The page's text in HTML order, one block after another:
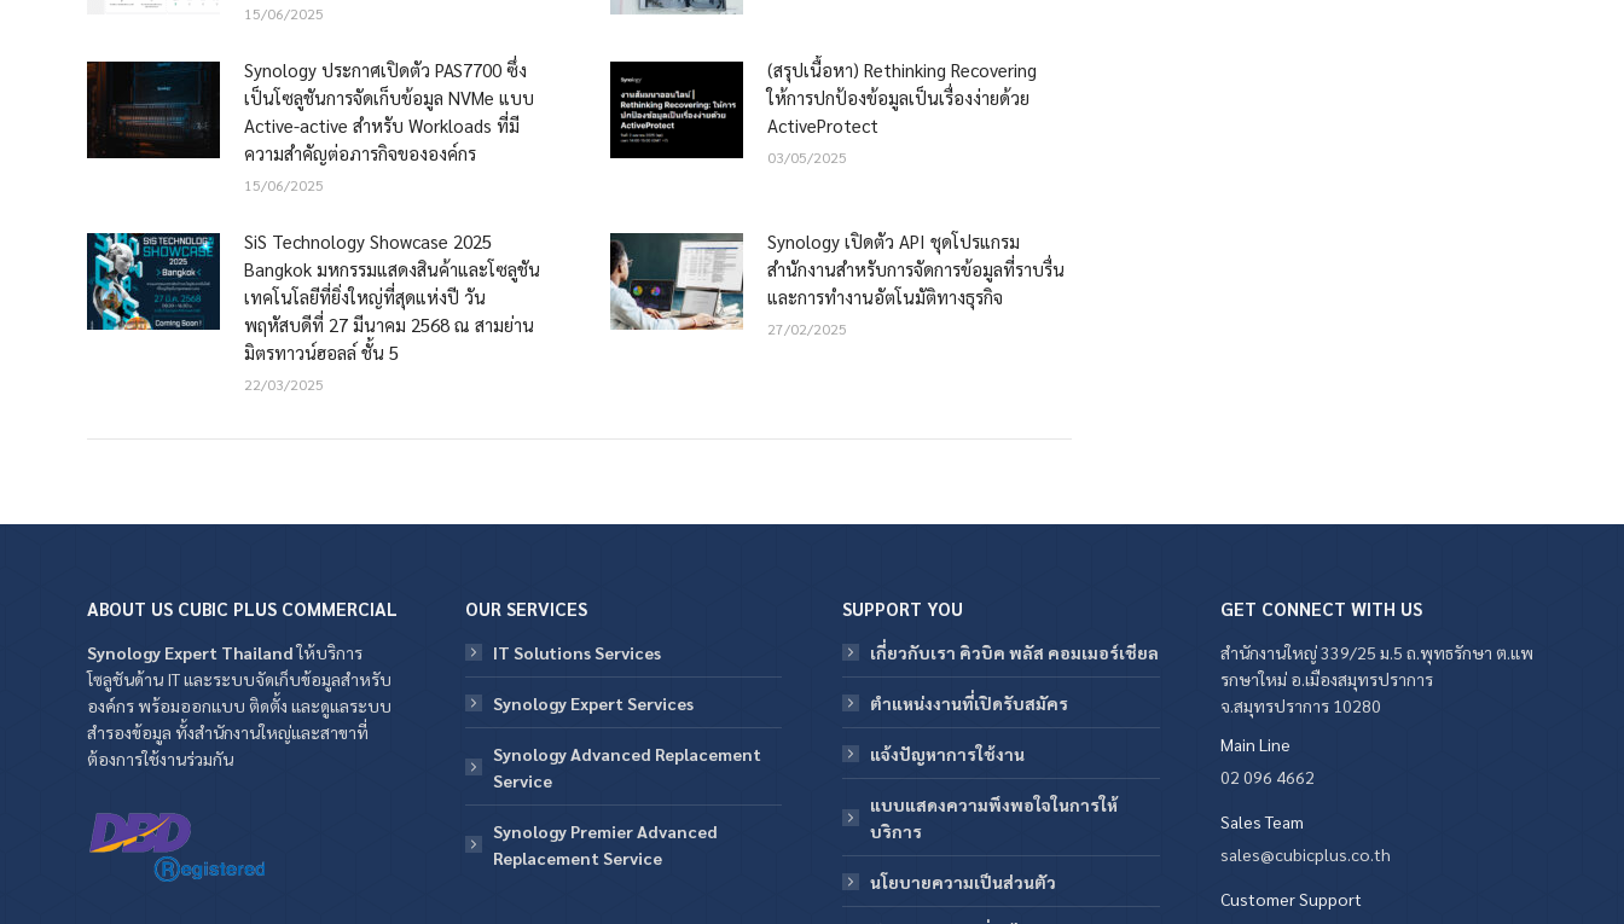
15/06/2025
Synology ประกาศเปิดตัว PAS7700 ซึ่ง
เป็นโซลูชันการจัดเก็บข้อมูล NVMe แบบ
Active-active สำหรับ Workloads ที่มี
ความสำคัญต่อภารกิจขององค์กร
15/06/2025
(สรุปเนื้อหา) Rethinking Recovering
ให้การปกป้องข้อมูลเป็นเรื่องง่ายด้วย
ActiveProtect
03/05/2025
SiS Technology Showcase 2025
Bangkok มหกรรมแสดงสินค้าและโซลูชัน
เทคโนโลยีที่ยิ่งใหญ่ที่สุดแห่งปี วัน
พฤหัสบดีที่ 27 มีนาคม 2568 ณ สามย่าน
มิตรทาวน์ฮอลล์ ชั้น 5
22/03/2025
Synology เปิดตัว API ชุดโปรแกรม
สำนักงานสำหรับการจัดการข้อมูลที่ราบรื่น
และการทำงานอัตโนมัติทางธุรกิจ
27/02/2025
ABOUT US CUBIC PLUS COMMERCIAL
Synology Expert Thailandให้บริการ
โซลูชันด้าน IT และระบบจัดเก็บข้อมูลสำหรับ
องค์กร พร้อมออกแบบ ติดตั้ง และดูแลระบบ
สำรองข้อมูล ทั้งสำนักงานใหญ่และสาขาที่
ต้องการใช้งานร่วมกัน
OUR SERVICES
IT Solutions Services
Synology Expert Services
Synology Advanced Replacement
Service
Synology Premier Advanced
Replacement Service
SUPPORT YOU
เกี่ยวกับเรา คิวบิค พลัส คอมเมอร์เชียล
ตำแหน่งงานที่เปิดรับสมัคร
แจ้งปัญหาการใช้งาน
แบบแสดงความพึงพอใจในการให้
บริการ
นโยบายความเป็นส่วนตัว
GET CONNECT WITH US
สำนักงานใหญ่ 339/25 ม.5 ถ.พุทธรักษา ต.แพ
รกษาใหม่ อ.เมืองสมุทรปราการ
จ.สมุทรปราการ 10280
Main Line
02 096 4662
Sales Team
sales@cubicplus.co.th
Customer Support